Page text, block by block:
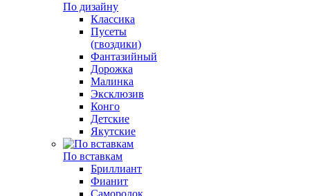
По дизайну
Классика
Пусеты
(гвоздики)
Фантазийный
Дорожка
Малинка
Эксклюзив
Конго
Детские
Якутские
По вставкам
Бриллиант
Фианит
Самородок